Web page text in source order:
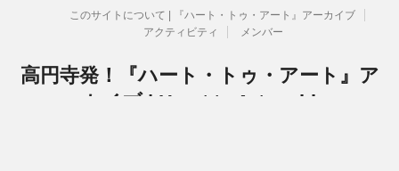
このサイトについて | 『ハート・トゥ・アート』アーカイブ
アクティビティ
メンバー
高円寺発！『ハート・トゥ・アート』ア
ーカイブ | Heart to Art archive